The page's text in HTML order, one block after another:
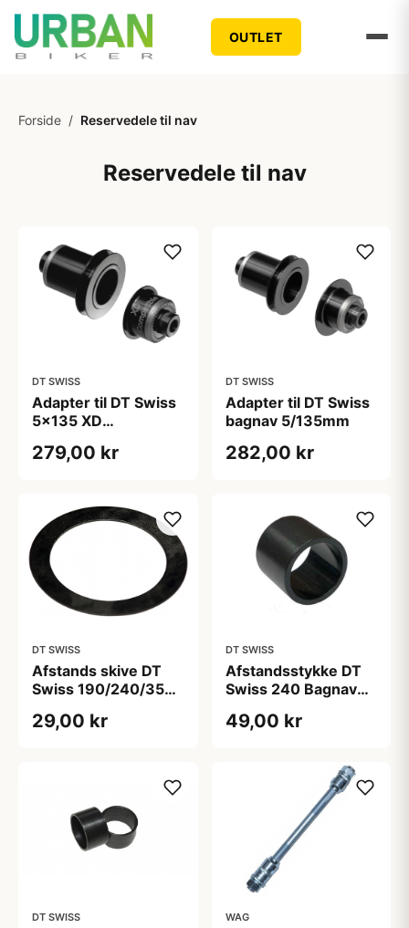
OUTLET
Forside / Reservedele til nav
Reservedele til nav
DT SWISS
Adapter til DT Swiss
5x135 XD
279,00 kr
DT SWISS
Adapter til DT Swiss
bagnav 5/135mm
282,00 kr
DT SWISS
Afstands skive DT
Swiss 190/240/350
og gevindring
29,00 kr
DT SWISS
Afstandsstykke DT
Swiss 240 Bagnav
49,00 kr
DT SWISS WAG